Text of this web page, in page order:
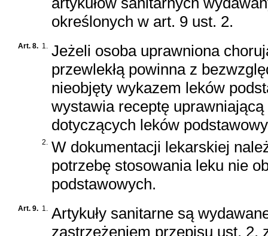
określonych w art. 9 ust. 2.
Art. 8. 1.
Jeżeli osoba uprawniona
przewlekłą powinna z
nieobjęty wykazem leków
wystawia receptę
dotyczących leków
2.
W dokumentacji lekarskiej
potrzebę stosowania leku nie
podstawowych.
Art. 9. 1.
Artykuły sanitarne są
zastrzeżeniem przepisu ust. 2,